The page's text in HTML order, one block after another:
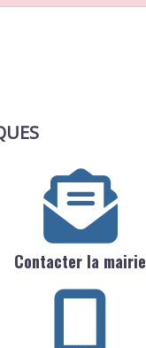
Contacter la mairie